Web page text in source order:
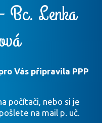
Bc. Lenka
Vás připravila PPP
počítači, nebo si je
na mail p. uč.